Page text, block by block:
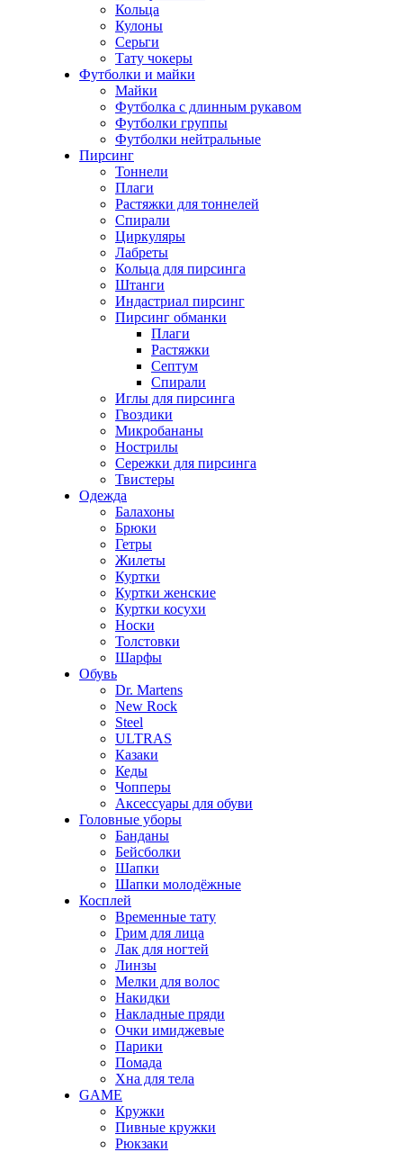
Кольца
Кулоны
Серьги
Тату чокеры
Футболки и майки
Майки
Футболка с длинным рукавом
Футболки группы
Футболки нейтральные
Пирсинг
Тоннели
Плаги
Растяжки для тоннелей
Спирали
Циркуляры
Лабреты
Кольца для пирсинга
Штанги
Индастриал пирсинг
Пирсинг обманки
Плаги
Растяжки
Септум
Спирали
Иглы для пирсинга
Гвоздики
Микробананы
Нострилы
Сережки для пирсинга
Твистеры
Одежда
Балахоны
Брюки
Гетры
Жилеты
Куртки
Куртки женские
Куртки косухи
Носки
Толстовки
Шарфы
Обувь
Dr. Martens
New Rock
Steel
ULTRAS
Казаки
Кеды
Чопперы
Аксессуары для обуви
Головные уборы
Банданы
Бейсболки
Шапки
Шапки молодёжные
Косплей
Временные тату
Грим для лица
Лак для ногтей
Линзы
Мелки для волос
Накидки
Накладные пряди
Очки имиджевые
Парики
Помада
Хна для тела
GAME
Кружки
Пивные кружки
Рюкзаки